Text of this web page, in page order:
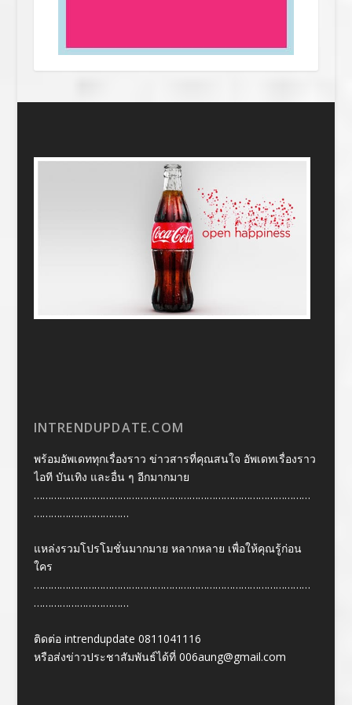
INTRENDUPDATE.COM
พร้อมอัพเดททุกเรื่องราว ข่าวสารที่คุณสนใจ อัพเดทเรื่องราว
ไอที บันเทิง และอื่น ๆ อีกมากมาย
……………………………………………………………………………………
……………………………
แหล่งรวมโปรโมชั่นมากมาย หลากหลาย เพื่อให้คุณรู้ก่อน
ใคร
……………………………………………………………………………………
……………………………
ติดต่อ intrendupdate 0811041116
หรือส่งข่าวประชาสัมพันธ์ได้ที่ 006aung@gmail.com